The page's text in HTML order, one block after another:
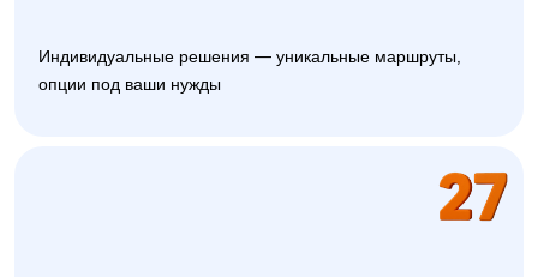
Индивидуальные решения — уникальные маршруты,
опции под ваши нужды